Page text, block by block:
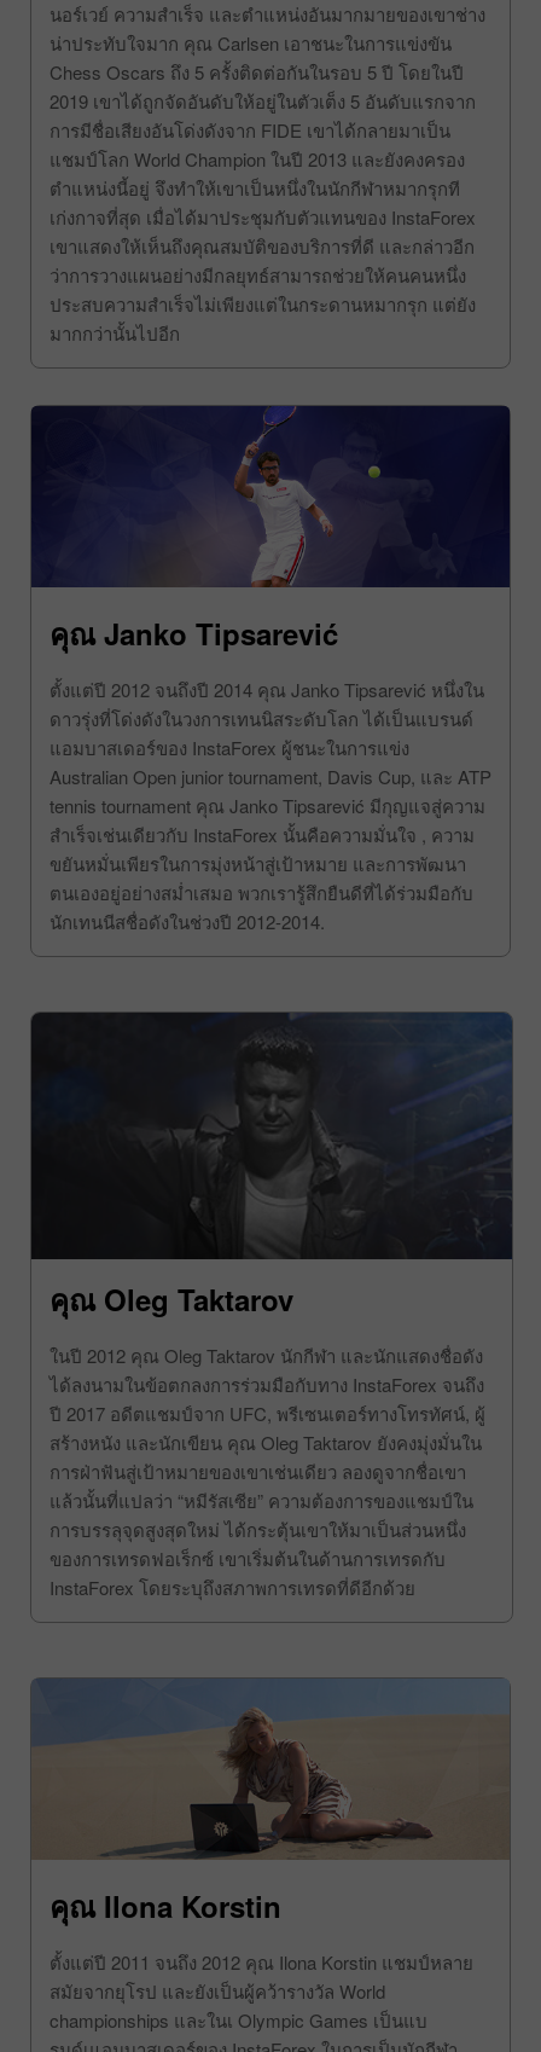
นอร์เวย์ ความสำเร็จ และตำแหน่งอันมากมายของเขาช่าง
น่าประทับใจมาก คุณ Carlsen เอาชนะในการแข่งขัน
Chess Oscars ถึง 5 ครั้งติดต่อกันในรอบ 5 ปี โดยในปี
2019 เขาได้ถูกจัดอันดับให้อยู่ในตัวเต็ง 5 อันดับแรกจาก
การมีชื่อเสียงอันโด่งดังจาก FIDE เขาได้กลายมาเป็น
แชมป์โลก World Champion ในปี 2013 และยังคงครอง
ตำแหน่งนี้อยู่ จึงทำให้เขาเป็นหนึ่งในนักกีฬาหมากรุกที
เก่งกาจที่สุด เมื่อได้มาประชุมกับตัวแทนของ InstaForex
เขาแสดงให้เห็นถึงคุณสมบัติของบริการที่ดี และกล่าวอีก
ว่าการวางแผนอย่างมีกลยุทธ์สามารถช่วยให้คนคนหนึ่ง
ประสบความสำเร็จไม่เพียงแต่ในกระดานหมากรุก แต่ยัง
มากกว่านั้นไปอีก
คุณ Janko Tipsarević
ตั้งแต่ปี 2012 จนถึงปี 2014 คุณ Janko Tipsarević หนึ่งใน
ดาวรุ่งที่โด่งดังในวงการเทนนิสระดับโลก ได้เป็นแบรนด์
แอมบาสเดอร์ของ InstaForex ผู้ชนะในการแข่ง
Australian Open junior tournament, Davis Cup, และ ATP
tennis tournament คุณ Janko Tipsarević มีกุญแจสู่ความ
สำเร็จเช่นเดียวกับ InstaForex นั้นคือความมั่นใจ , ความ
ขยันหมั่นเพียรในการมุ่งหน้าสู่เป้าหมาย และการพัฒนา
ตนเองอยู่อย่างสม่ำเสมอ พวกเรารู้สึกยืนดีที่ได้ร่วมมือกับ
นักเทนนีสชื่อดังในช่วงปี 2012-2014.
คุณ Oleg Taktarov
ในปี 2012 คุณ Oleg Taktarov นักกีฬา และนักแสดงชื่อดัง
ได้ลงนามในข้อตกลงการร่วมมือกับทาง InstaForex จนถึง
ปี 2017 อดีตแชมป์จาก UFC, พรีเซนเตอร์ทางโทรทัศน์, ผู้
สร้างหนัง และนักเขียน คุณ Oleg Taktarov ยังคงมุ่งมั่นใน
การฝ่าฟันสู่เป้าหมายของเขาเช่นเดียว ลองดูจากชื่อเขา
แล้วนั้นที่แปลว่า “หมีรัสเซีย” ความต้องการของแชมป์ใน
การบรรลุจุดสูงสุดใหม่ ได้กระตุ้นเขาให้มาเป็นส่วนหนึ่ง
ของการเทรดฟอเร็กซ์ เขาเริ่มต้นในด้านการเทรดกับ
InstaForex โดยระบุถึงสภาพการเทรดที่ดีอีกด้วย
คุณ Ilona Korstin
ตั้งแต่ปี 2011 จนถึง 2012 คุณ Ilona Korstin แชมป์หลาย
สมัยจากยุโรป และยังเป็นผู้คว้ารางวัล World
championships และในเ Olympic Games เป็นแบ